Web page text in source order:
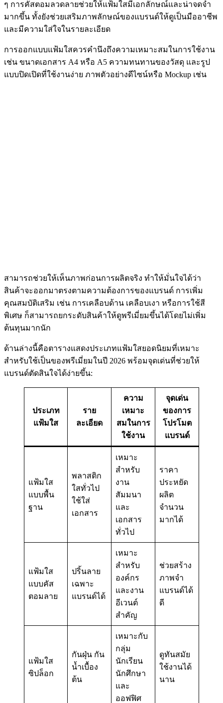
ๆ การคัสตอมลวดลายช่วยให้แฟ้มใสมีเอกลักษณ์และน่าจดจำ
มากขึ้น ทั้งยังช่วยเสริมภาพลักษณ์ของแบรนด์ให้ดูเป็นมืออาชีพ
และมีความใส่ใจในรายละเอียด
การออกแบบแฟ้มใสควรคำนึงถึงความเหมาะสมในการใช้งาน
เช่น ขนาดเอกสาร A4 หรือ A5 ความทนทานของวัสดุ และรูป
แบบปิดเปิดที่ใช้งานง่าย ภาพตัวอย่างดีไซน์หรือ Mockup เช่น
สามารถช่วยให้เห็นภาพก่อนการผลิตจริง ทำให้มั่นใจได้ว่า
สินค้าจะออกมาตรงตามความต้องการของแบรนด์ การเพิ่ม
คุณสมบัติเสริม เช่น การเคลือบด้าน เคลือบเงา หรือการใช้สี
พิเศษ ก็สามารถยกระดับสินค้าให้ดูพรีเมี่ยมขึ้นได้โดยไม่เพิ่ม
ต้นทุนมากนัก
ด้านล่างนี้คือตารางแสดงประเภทแฟ้มใสยอดนิยมที่เหมาะ
สำหรับใช้เป็นของพรีเมี่ยมในปี 2026 พร้อมจุดเด่นที่ช่วยให้
แบรนด์ตัดสินใจได้ง่ายขึ้น:
ประเภท
แฟ้มใส
ราย
ละเอียด
ความ
เหมาะ
สมในการ
ใช้งาน
จุดเด่น
ของการ
โปรโมต
แบรนด์
แฟ้มใส
แบบพื้น
ฐาน
พลาสติก
ใสทั่วไป
ใช้ใส่
เอกสาร
เหมาะ
สำหรับ
งาน
สัมมนา
และ
เอกสาร
ทั่วไป
ราคา
ประหยัด
ผลิต
จำนวน
มากได้
แฟ้มใส
แบบคัส
ตอมลาย
ปริ้นลาย
เฉพาะ
แบรนด์ได้
เหมาะ
สำหรับ
องค์กร
และงาน
อีเวนต์
สำคัญ
ช่วยสร้าง
ภาพจำ
แบรนด์ได้
ดี
แฟ้มใส
ซิปล็อก
กันฝุ่น กัน
น้ำเบื้อง
ต้น
เหมาะกับ
กลุ่ม
นักเรียน
นักศึกษา
และ
ออฟฟิศ
ดูทันสมัย
ใช้งานได้
นาน